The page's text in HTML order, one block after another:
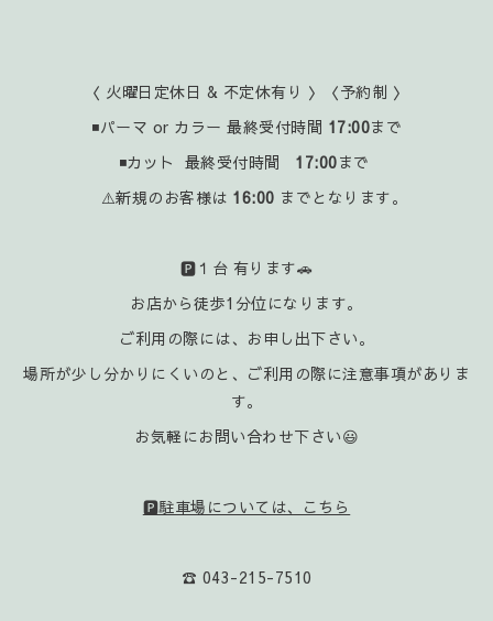
〈 火曜日定休日 & 不定休有り 〉〈予約制 〉
◾パーマ or カラー 最終受付時間 17:00まで
◾カット 最終受付時間 17:00まで
⚠️新規のお客様は 16:00 までとなります。
🅿️１台 有ります🚗
お店から徒歩1分位になります。
ご利用の際には、お申し出下さい。
場所が少し分かりにくいのと、ご利用の際に注意事項がありま
す。
お気軽にお問い合わせ下さい😃
🅿️駐車場については、こちら
☎️ 043-215-7510